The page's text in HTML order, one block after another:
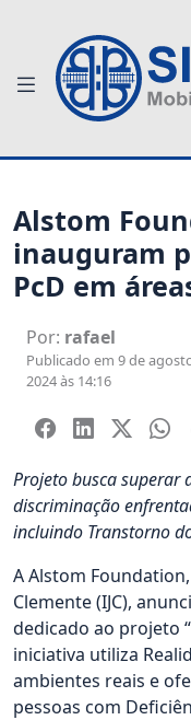
Alstom
inauguram
PcD em
Por: rafael
Publicado em 9 de
2024 às 14:16
Projeto busca superar
discriminação
incluindo Transtorno
A Alstom
Clemente (IJC),
dedicado ao projeto
iniciativa utiliza
ambientes reais e
pessoas com